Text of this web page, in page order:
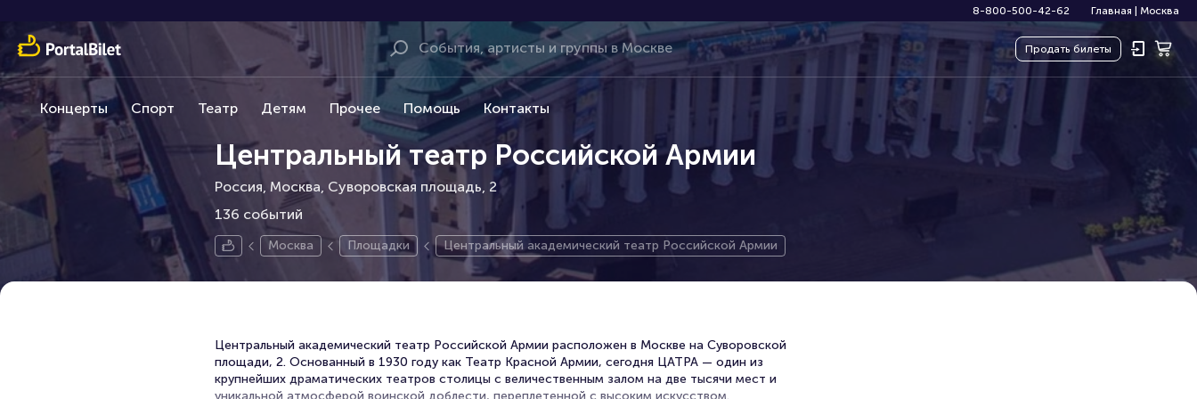
8-800-500-42-62 Главная Москва
Продать билеты
Концерты Спорт Театр Детям Прочее Помощь Контакты
Центральный театр Российской Армии
Россия, Москва, Суворовская площадь, 2
136 событий
Москва Площадки Центральный академический театр Российской Армии
Центральный академический театр Российской Армии расположен в Москве на Суворовской
площади, 2. Основанный в 1930 году как Театр Красной Армии, сегодня ЦАТРА — один из
крупнейших драматических театров столицы с величественным залом на две тысячи мест и
уникальной атмосферой воинской доблести, переплетенной с высоким искусством.